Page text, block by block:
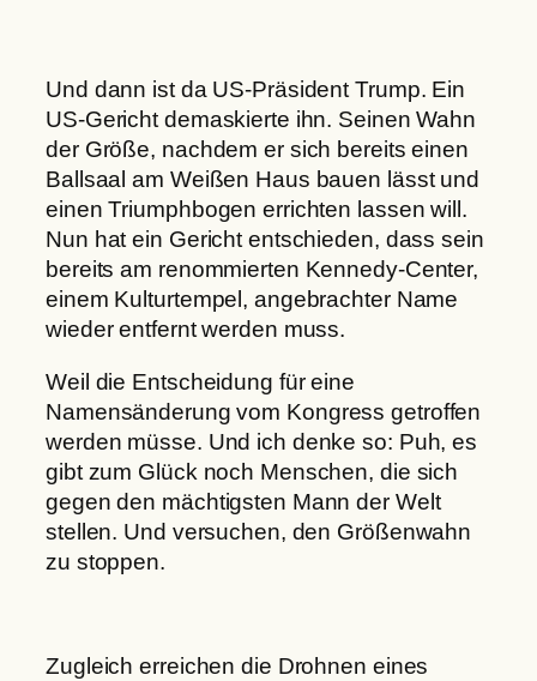
Und dann ist da US-Präsident Trump. Ein
US-Gericht demaskierte ihn. Seinen Wahn
der Größe, nachdem er sich bereits einen
Ballsaal am Weißen Haus bauen lässt und
einen Triumphbogen errichten lassen will.
Nun hat ein Gericht entschieden, dass sein
bereits am renommierten Kennedy-Center,
einem Kulturtempel, angebrachter Name
wieder entfernt werden muss.
Weil die Entscheidung für eine
Namensänderung vom Kongress getroffen
werden müsse. Und ich denke so: Puh, es
gibt zum Glück noch Menschen, die sich
gegen den mächtigsten Mann der Welt
stellen. Und versuchen, den Größenwahn
zu stoppen.
Zugleich erreichen die Drohnen eines